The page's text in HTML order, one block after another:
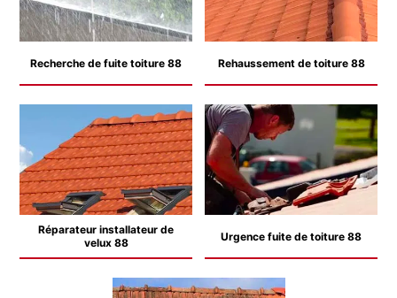
Recherche de fuite toiture 88 Rehaussement de toiture 88
Réparateur installateur de
velux 88
Urgence fuite de toiture 88